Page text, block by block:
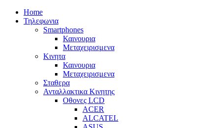
Home
Τηλεφωνια
Smartphones
Καινουρια
Μεταχειρισμενα
Κινητα
Καινουρια
Μεταχειρισμενα
Σταθερα
Ανταλλακτικα Κινητης
Οθονες LCD
ACER
ALCATEL